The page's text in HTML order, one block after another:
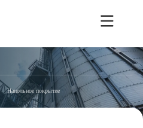
Напольное покрытие